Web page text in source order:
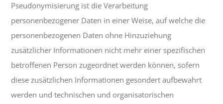
Pseudonymisierung ist die Verarbeitung
personenbezogener Daten in einer Weise, auf welche die
personenbezogenen Daten ohne Hinzuziehung
zusätzlicher Informationen nicht mehr einer spezifischen
betroffenen Person zugeordnet werden können, sofern
diese zusätzlichen Informationen gesondert aufbewahrt
werden und technischen und organisatorischen